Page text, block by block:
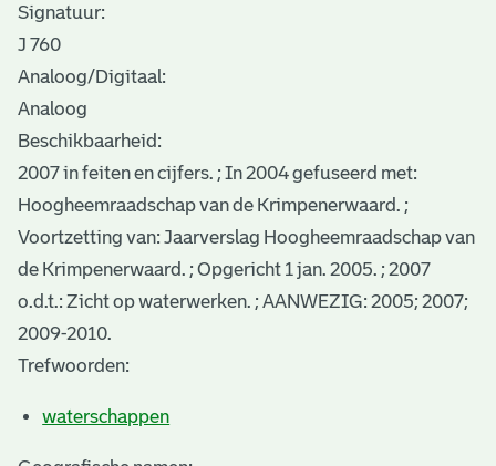
Signatuur:
J 760
Analoog/Digitaal:
Analoog
Beschikbaarheid:
2007 in feiten en cijfers. ; In 2004 gefuseerd met:
Hoogheemraadschap van de Krimpenerwaard. ;
Voortzetting van: Jaarverslag Hoogheemraadschap van
de Krimpenerwaard. ; Opgericht 1 jan. 2005. ; 2007
o.d.t.: Zicht op waterwerken. ; AANWEZIG: 2005; 2007;
2009-2010.
Trefwoorden:
waterschappen